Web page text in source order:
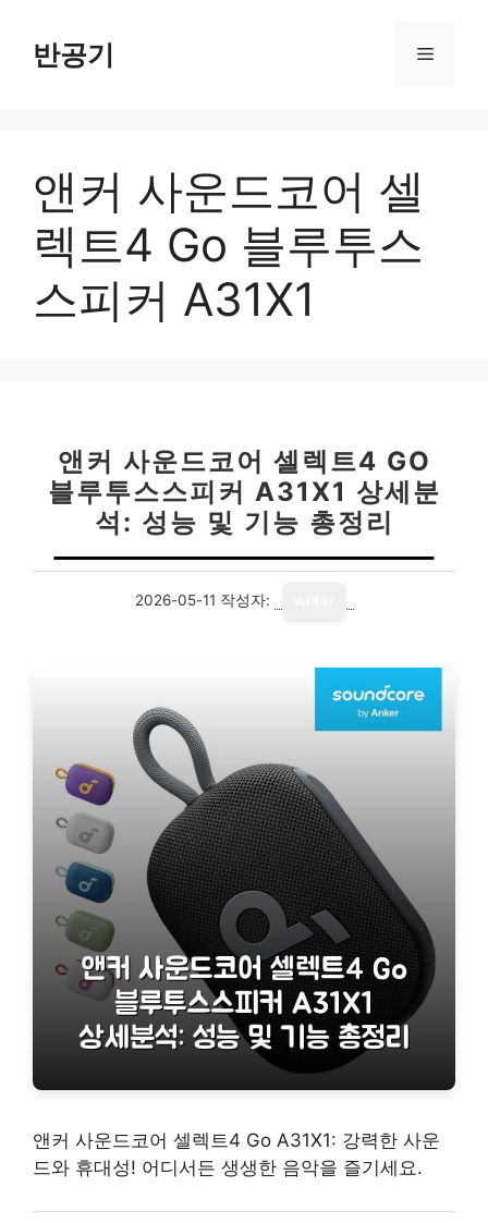
반공기 메
앤커 사운드코어 셀
렉트4 Go 블루투스
스피커 A31X1
앤커 사운드코어 셀렉트4 GO
블루투스스피커 A31X1 상세분
석: 성능 및 기능 총정리
2026-05-11 작성자:
앤커 사운드코어 셀렉트4 Go A31X1: 강력한 사운
드와 휴대성! 어디서든 생생한 음악을 즐기세요.